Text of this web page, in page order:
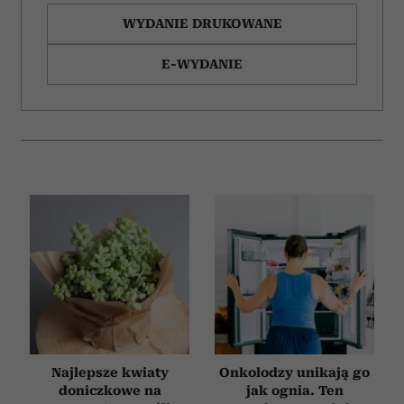
WYDANIE DRUKOWANE
E-WYDANIE
Najlepsze kwiaty
doniczkowe na
Onkolodzy unikają go
jak ognia. Ten